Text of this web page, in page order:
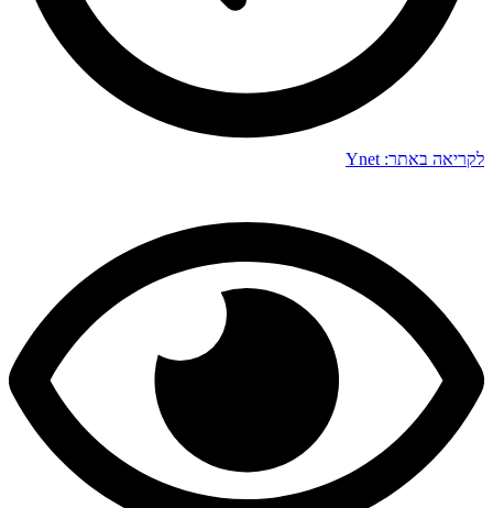
לקריאה באתר: Ynet